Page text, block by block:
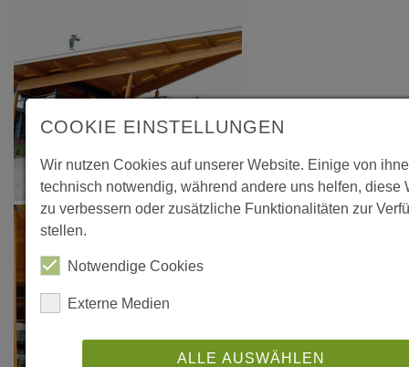
COOKIE EINSTELLUNGEN
Wir nutzen Cookies auf unserer Website. Einige von
technisch notwendig, während andere uns helfen, diese
zu verbessern oder zusätzliche Funktionalitäten zur
stellen.
Notwendige Cookies
Externe Medien
ALLE AUSWÄHLEN